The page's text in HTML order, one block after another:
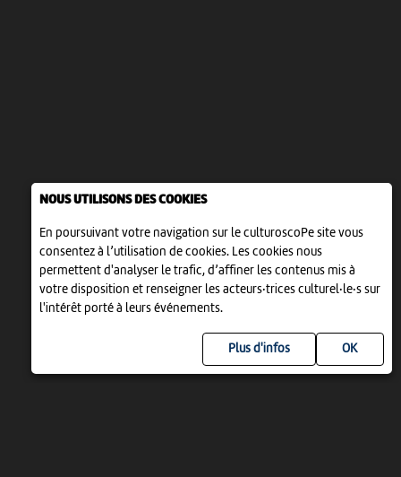
NOUS UTILISONS DES COOKIES
En poursuivant votre navigation sur le culturoscoPe site vous
consentez à l’utilisation de cookies. Les cookies nous
permettent d'analyser le trafic, d’affiner les contenus mis à
votre disposition et renseigner les acteurs·trices culturel·le·s sur
l'intérêt porté à leurs événements.
Plus d'infos